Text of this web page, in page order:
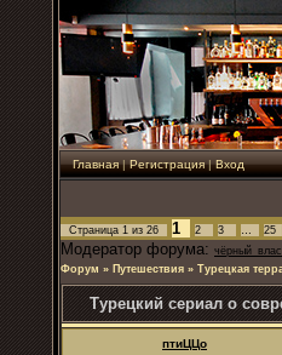
Главная|Регистрация|Вход
Страница 1 из 26 1 2 3 … 25
Модератор форума:
Форум » Путешествия » Турецкая
Турецкий сериал о
птиЦЦо